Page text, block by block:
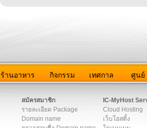
ร้านอาหาร กิจกรรม เทศกาล ศูนย์
สมัครสมาชิก
รายละเอียด Package
Domain name
IC-MyHost
Cloud Hosting
เว็บโฮสติ้ง